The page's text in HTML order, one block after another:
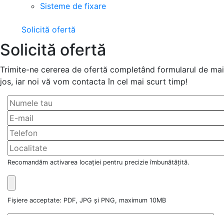
Sisteme de fixare
Solicită ofertă
Solicită ofertă
Trimite-ne cererea de ofertă completând formularul de mai
jos, iar noi vă vom contacta în cel mai scurt timp!
Recomandăm activarea locației pentru precizie îmbunătățită.
Fișiere acceptate: PDF, JPG și PNG, maximum 10MB